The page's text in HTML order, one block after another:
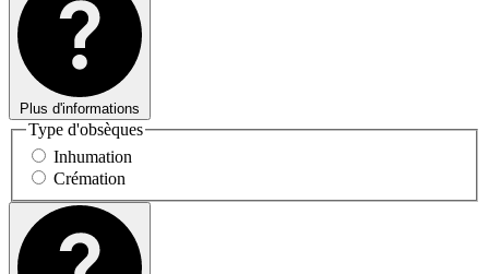
Plus d'informations
Type d'obsèques
Inhumation
Crémation